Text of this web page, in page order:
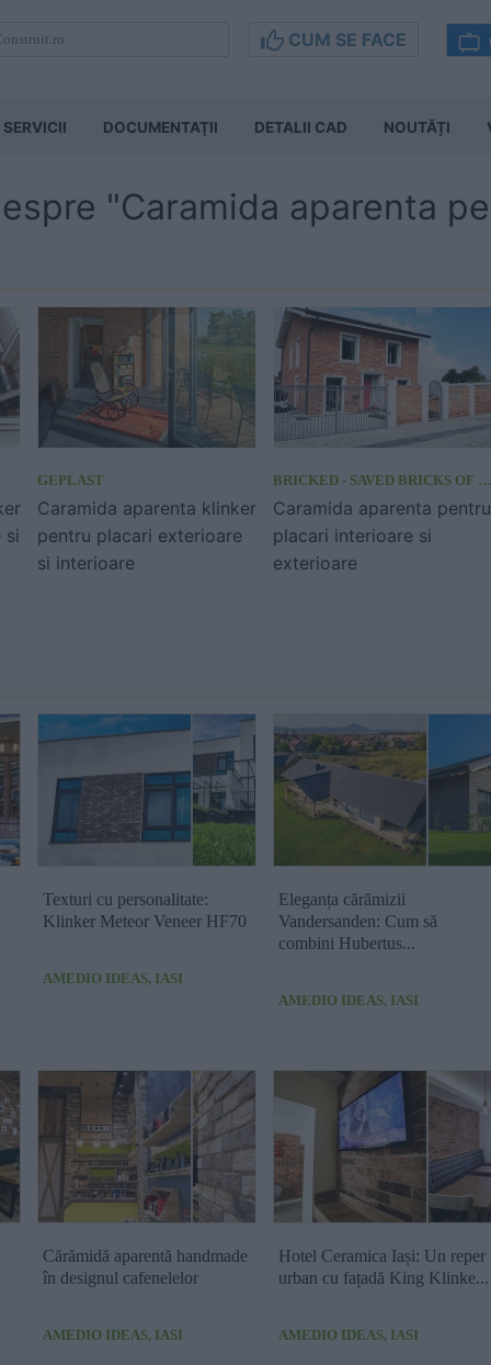
CUM SE FACE
SERVICII DOCUMENTAŢII DETALII CAD NOUTĂȚI
"Caramida aparenta
si
GEPLAST
Caramida aparenta klinker
pentru placari exterioare
si interioare
BRICKED - SAVED BRICKS OF TRANSILVANIA
Caramida aparenta pentru
placari interioare si
exterioare
Texturi cu personalitate:
Klinker Meteor Veneer HF70
AMEDIO IDEAS, IASI
Eleganța cărămizii
Vandersanden: Cum să
combini Hubertus...
AMEDIO IDEAS, IASI
Cărămidă aparentă handmade
în designul cafenelelor
AMEDIO IDEAS, IASI
Hotel Ceramica Iași: Un reper
urban cu fațadă King Klinke...
AMEDIO IDEAS, IASI